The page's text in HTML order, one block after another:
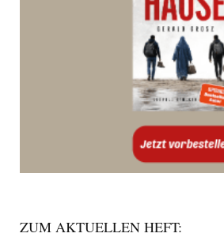
ZUM AKTUELLEN HEFT: